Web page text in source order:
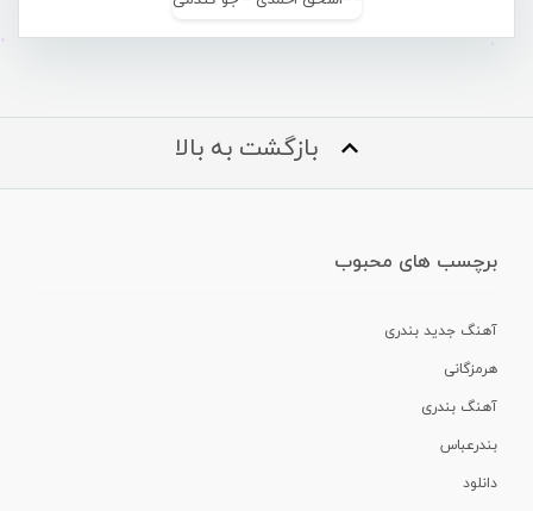
بازگشت به بالا
برچسب های محبوب
آهنگ جدید بندری
هرمزگانی
آهنگ بندری
بندرعباس
دانلود